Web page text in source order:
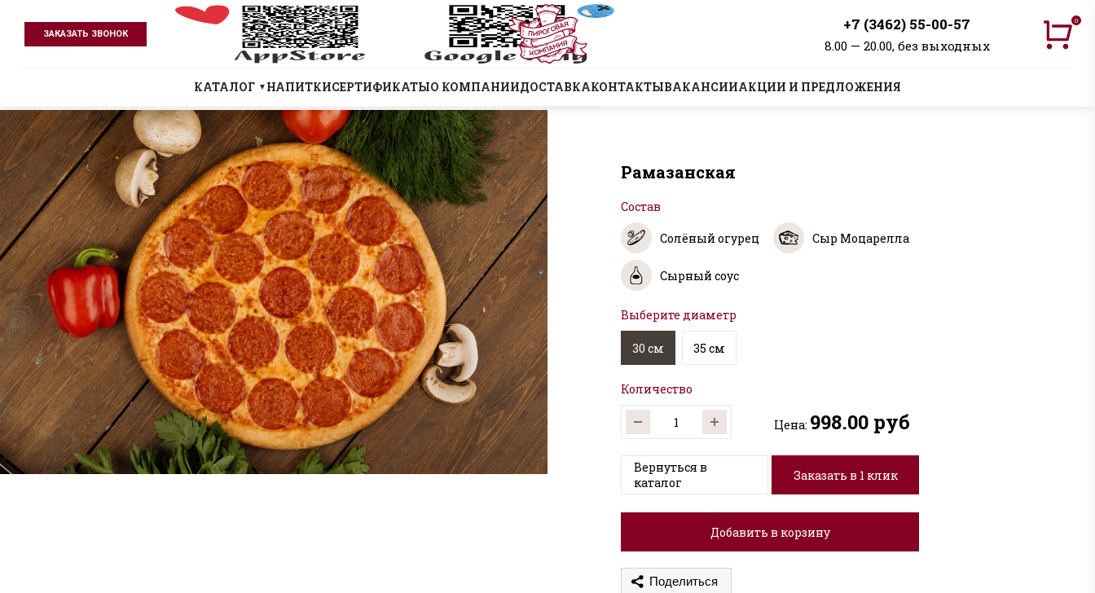
ЗАКАЗАТЬ ЗВОНОК
+7 (3462) 55-00-57
8.00 — 20.00, без выходных
0
КАТАЛОГ НАПИТКИСЕРТИФИКАТЫО КОМПАНИИДОСТАВКАКОНТАКТЫВАКАНСИИАКЦИИ И ПРЕДЛОЖЕНИЯ
Рамазанская
Состав
Солёный огурец Сыр Моцарелла
Сырный соус
Выберите диаметр
30 см 35 см
Количество
Цена: 998.00 руб
Вернуться в
каталог
Заказать в 1 клик
Добавить в корзину
Поделиться